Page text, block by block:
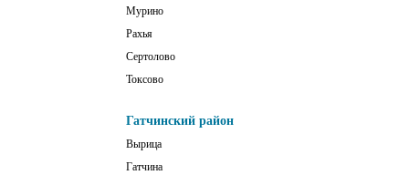
Мурино
Рахья
Сертолово
Токсово
Гатчинский район
Вырица
Гатчина